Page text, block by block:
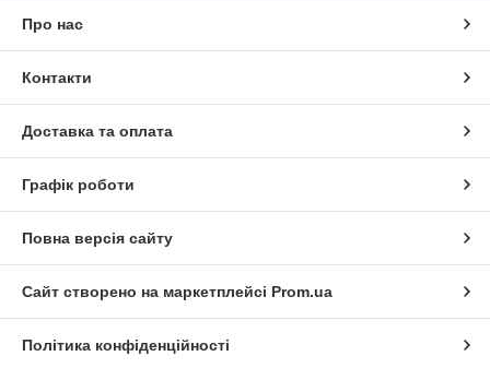
Про нас
Контакти
Доставка та оплата
Графік роботи
Повна версія сайту
Сайт створено на маркетплейсі Prom.ua
Політика конфіденційності